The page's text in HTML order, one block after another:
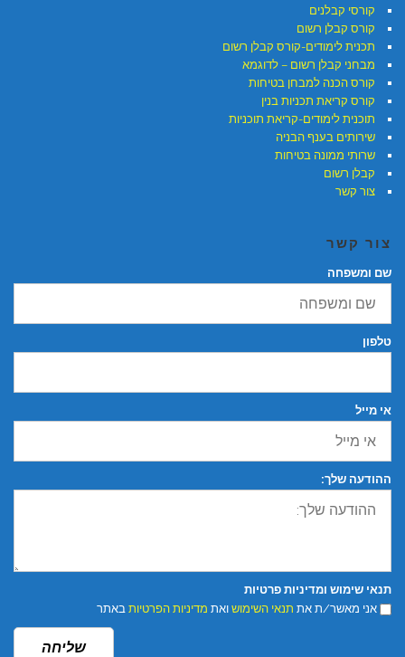
קורסי קבלנים
קורס קבלן רשום
תכנית לימודים-קורס קבלן רשום
מבחני קבלן רשום – לדוגמא
קורס הכנה למבחן בטיחות
קורס קריאת תכניות בנין
תוכנית לימודים-קריאת תוכניות
שירותים בענף הבניה
שרותי ממונה בטיחות
קבלן רשום
צור קשר
צור קשר
שם ומשפחה
טלפון
אי מייל
ההודעה שלך:
תנאי שימוש ומדיניות פרטיות
אני מאשר/ת את תנאי השימוש ואת מדיניות הפרטיות באתר
שליחה